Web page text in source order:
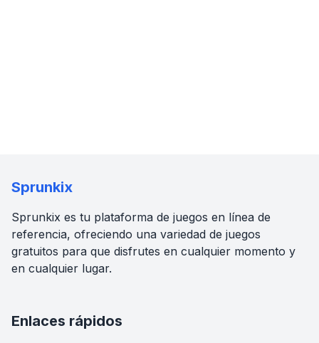
Sprunkix
Sprunkix es tu plataforma de juegos en línea de
referencia, ofreciendo una variedad de juegos
gratuitos para que disfrutes en cualquier momento y
en cualquier lugar.
Enlaces rápidos